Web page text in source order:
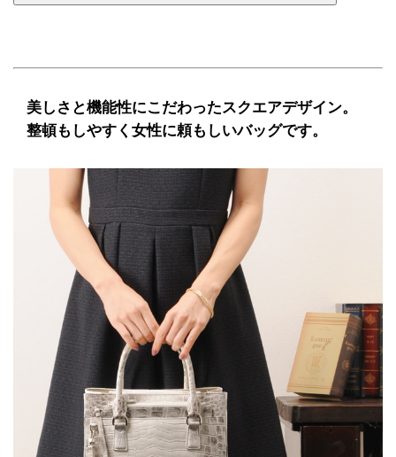
美しさと機能性にこだわったスクエアデザイン。
整頓もしやすく女性に頼もしいバッグです。